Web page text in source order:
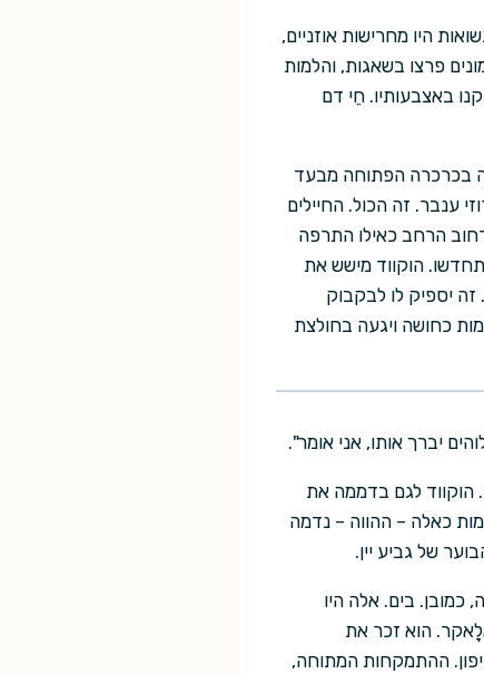
היו מחרישות אוזניים,
פרצו בשאגות, והלמות
באצבעותיו. חֵי דם
בכרכרה הפתוחה מבעד
ענבר. זה הכול. החיילים
הרחב כאילו התרפה
הוקווד מישש את
יספיק לו לבקבוק
כחושה ויגעה בחולצת
יברך אותו, אני אומר".
הוקווד לגם בדממה את
כאלה – ההווה – נדמה
של גביע יין.
כמובן. בים. אלה היו
הוא זכר את
ההתמקחות המתוחה,